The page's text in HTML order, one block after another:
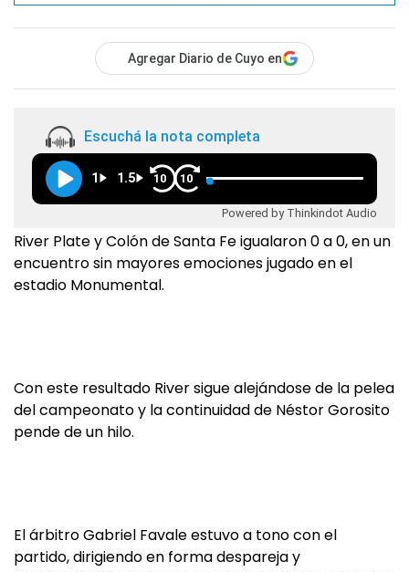
Agregar Diario de Cuyo en
Escuchá la nota completa
1 1.5 10 10
Powered by Thinkindot Audio
River Plate y Colón de Santa Fe igualaron 0 a 0, en un
encuentro sin mayores emociones jugado en el
estadio Monumental.
Con este resultado River sigue alejándose de la pelea
del campeonato y la continuidad de Néstor Gorosito
pende de un hilo.
El árbitro Gabriel Favale estuvo a tono con el
partido, dirigiendo en forma despareja y